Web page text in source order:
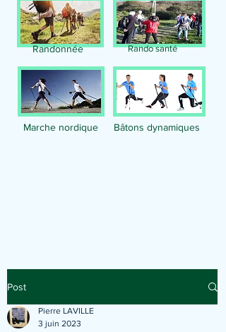
Randonnée Rando santé
Marche nordique Bâtons dynamiques
Post
Pierre LAVILLE
3 juin 2023